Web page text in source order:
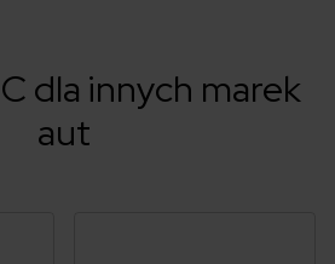
dla innych marek
aut